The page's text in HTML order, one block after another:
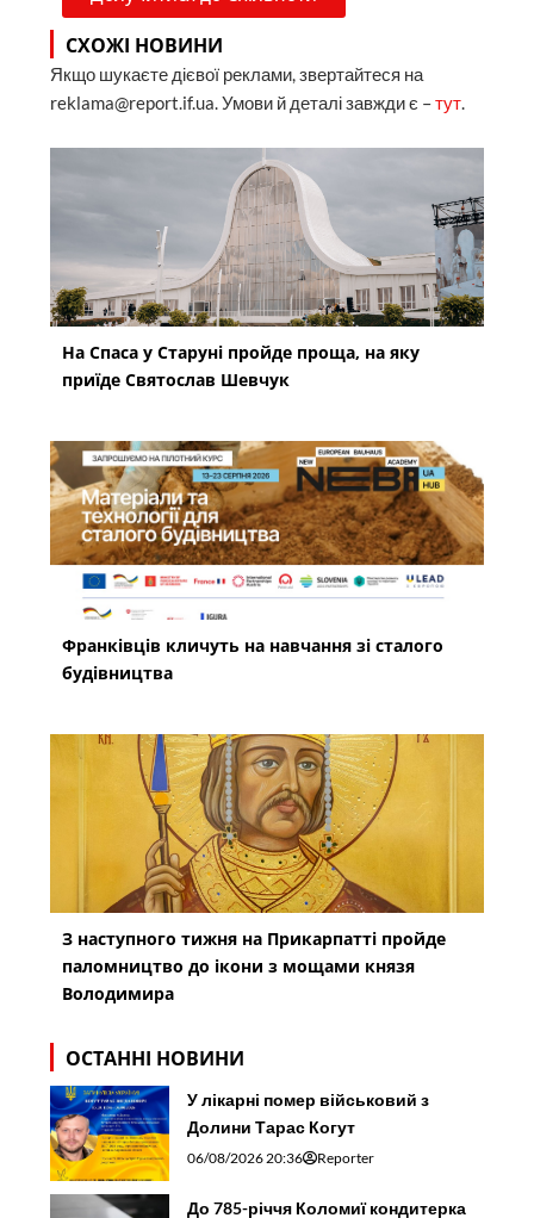
СХОЖІ НОВИНИ
Якщо шукаєте дієвої реклами, звертайтеся на
reklama@report.if.ua. Умови й деталі завжди є –тут.
На Спаса у Старуні пройде проща, на яку
приїде Святослав Шевчук
Франківців кличуть на навчання зі сталого
будівництва
З наступного тижня на Прикарпатті пройде
паломництво до ікони з мощами князя
Володимира
ОСТАННІ НОВИНИ
У лікарні помер військовий з
Долини Тарас Когут
06/08/2026 20:36 Reporter
До 785-річчя Коломиї кондитерка